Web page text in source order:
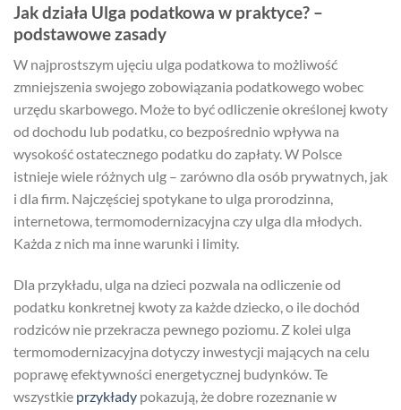
Jak działa Ulga podatkowa w praktyce? –
podstawowe zasady
W najprostszym ujęciu ulga podatkowa to możliwość
zmniejszenia swojego zobowiązania podatkowego wobec
urzędu skarbowego. Może to być odliczenie określonej kwoty
od dochodu lub podatku, co bezpośrednio wpływa na
wysokość ostatecznego podatku do zapłaty. W Polsce
istnieje wiele różnych ulg – zarówno dla osób prywatnych, jak
i dla firm. Najczęściej spotykane to ulga prorodzinna,
internetowa, termomodernizacyjna czy ulga dla młodych.
Każda z nich ma inne warunki i limity.
Dla przykładu, ulga na dzieci pozwala na odliczenie od
podatku konkretnej kwoty za każde dziecko, o ile dochód
rodziców nie przekracza pewnego poziomu. Z kolei ulga
termomodernizacyjna dotyczy inwestycji mających na celu
poprawę efektywności energetycznej budynków. Te
wszystkie przykłady pokazują, że dobre rozeznanie w